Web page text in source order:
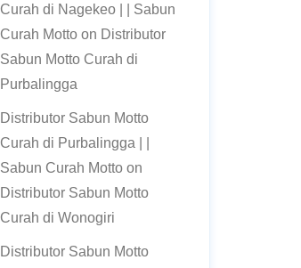
Curah di Nagekeo | | Sabun
Curah Mottoon Distributor
Sabun Motto Curah di
Purbalingga
Distributor Sabun Motto
Curah di Purbalingga | |
Sabun Curah Mottoon
Distributor Sabun Motto
Curah di Wonogiri
Distributor Sabun Motto